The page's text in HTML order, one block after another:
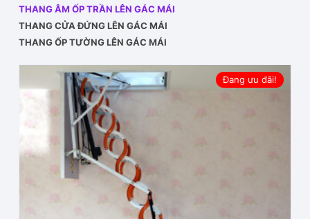
THANG ÂM ỐP TRẦN LÊN GÁC MÁI
THANG CỬA ĐỨNG LÊN GÁC MÁI
THANG ỐP TƯỜNG LÊN GÁC MÁI
Đang ưu đãi!